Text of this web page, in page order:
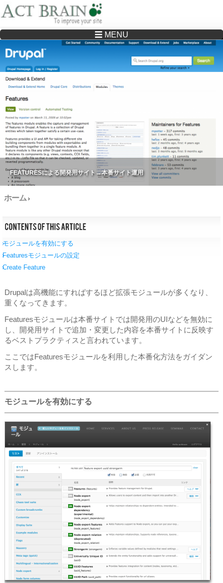
Drupalサイトの制作・保守をどこに頼んでいいか分からない方へ…まずはご相談く
☰ MENU
FEATURESによる開発用サイト→本番サイト運用
ホーム ›
モジュールを有効にする
Featuresモジュールの設定
Create Feature
Drupalは高機能にすればするほど拡張モジュールが多くなり、
重くなってきます。
Featuresモジュールは本番サイトでは開発用のUIなどを無効に
し、開発用サイトで追加・変更した内容を本番サイトに反映す
るベストプラクティスと言われています。
ここではFeaturesモジュールを利用した本番化方法をガイダン
スします。
モジュールを有効にする